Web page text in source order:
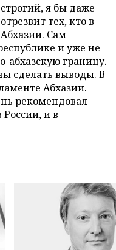
я бы даже
тех, кто в
Сам
и уже не
абхазскую границу.
сделать выводы. В
Абхазии.
рекомендовал
и в